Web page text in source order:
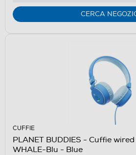
CERCA
CUFFIE
PLANET BUDDIES - Cuffie
WHALE-Blu - Blue